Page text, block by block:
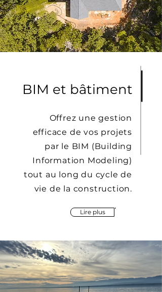
BIM et bâtiment
Offrez une gestion
efficace de vos projets
par le BIM (Building
Information Modeling)
tout au long du cycle de
vie de la construction.
Lire plus